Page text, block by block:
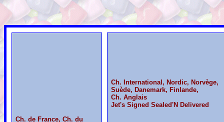
Ch. de France, Ch. du
Ch. International, Nordic, Norvège,
Suède, Danemark, Finlande,
Ch. Anglais
Jet's Signed Sealed'N Delivered